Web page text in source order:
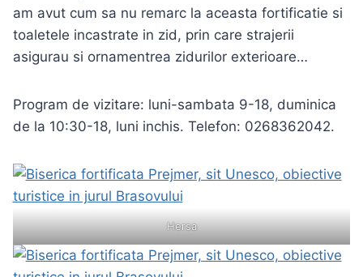
am avut cum sa nu remarc la aceasta fortificatie si
toaletele incastrate in zid, prin care strajerii
asigurau si ornamentrea zidurilor exterioare…
Program de vizitare: luni-sambata 9-18, duminica
de la 10:30-18, luni inchis. Telefon: 0268362042.
Hersa